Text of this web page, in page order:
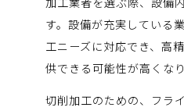
す。設備が充実している
工ニーズに対応でき、高
供できる可能性が高くなり
切削加工のための、フラ